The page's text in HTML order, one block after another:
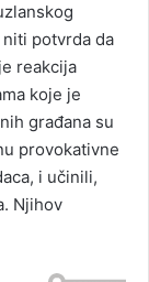
niti potvrda da
reakcija
koje je
građana su
provokativne
i učinili,
Njihov